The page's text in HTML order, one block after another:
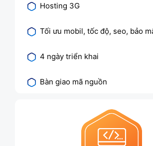
Hosting 3G
Tối ưu mobil, tốc độ, seo, bảo
4 ngày triển khai
Bàn giao mã nguồn